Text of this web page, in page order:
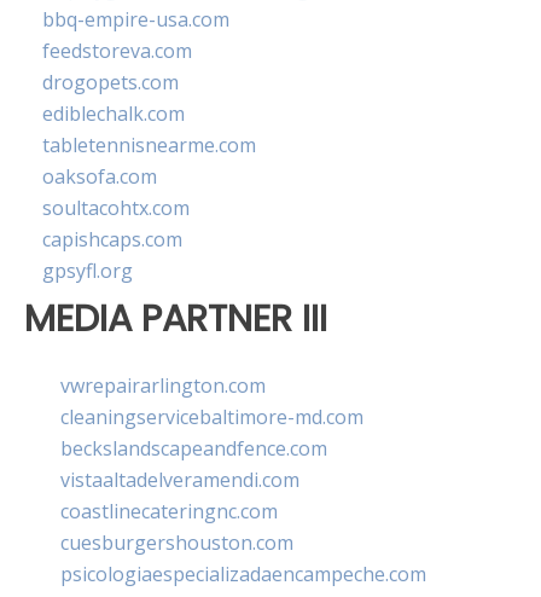
bbq-empire-usa.com
feedstoreva.com
drogopets.com
ediblechalk.com
tabletennisnearme.com
oaksofa.com
soultacohtx.com
capishcaps.com
gpsyfl.org
MEDIA PARTNER III
vwrepairarlington.com
cleaningservicebaltimore-md.com
beckslandscapeandfence.com
vistaaltadelveramendi.com
coastlinecateringnc.com
cuesburgershouston.com
psicologiaespecializadaencampeche.com